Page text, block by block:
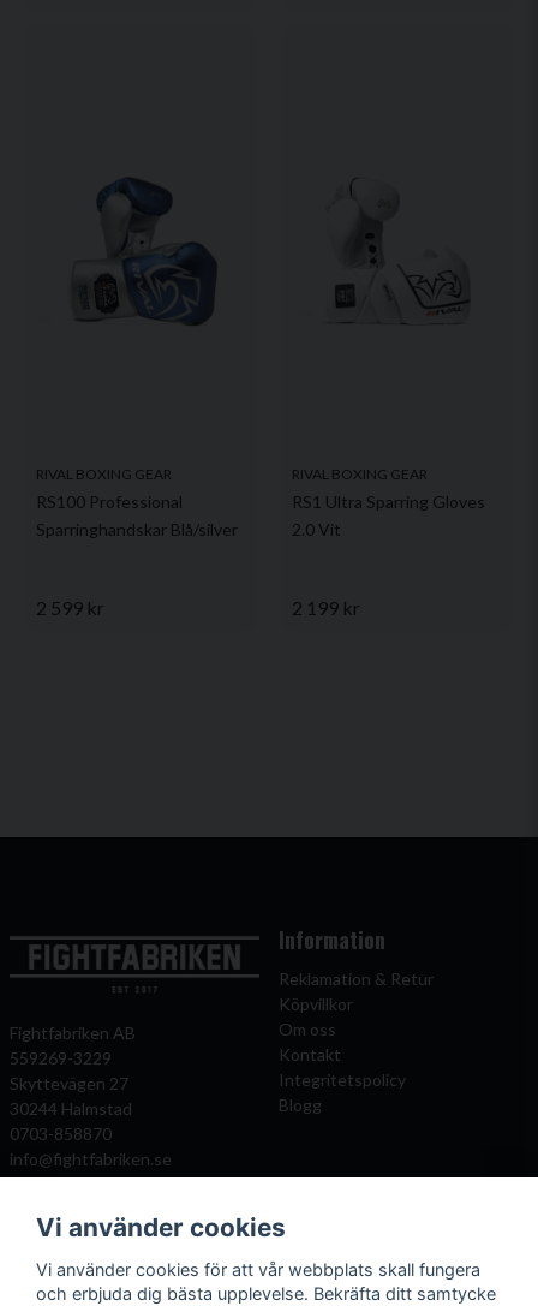
RIVAL BOXING GEAR
RS100 Professional
Sparringhandskar Blå/silver
2 599 kr
RIVAL BOXING GEAR
RS1 Ultra Sparring Gloves
2.0 Vit
2 199 kr
Fightfabriken AB
559269-3229
Skyttevägen 27
30244 Halmstad
0703-858870
info@fightfabriken.se
Information
Reklamation & Retur
Köpvillkor
Om oss
Kontakt
Integritetspolicy
Blogg
Mitt konto
Önskelista
Populära katagorier
Boxningshandskar
Vi använder cookies
Vi använder cookies för att vår webbplats skall fungera
och erbjuda dig bästa upplevelse. Bekräfta ditt samtycke